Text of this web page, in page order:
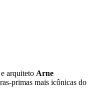
arquiteto Arne
primas mais icônicas do